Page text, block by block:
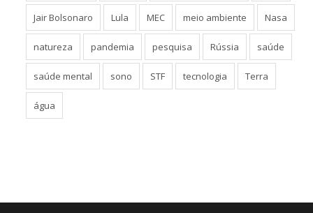
Jair Bolsonaro Lula MEC meio ambiente Nasa
natureza pandemia pesquisa Rússia saúde
saúde mental sono STF tecnologia Terra
água